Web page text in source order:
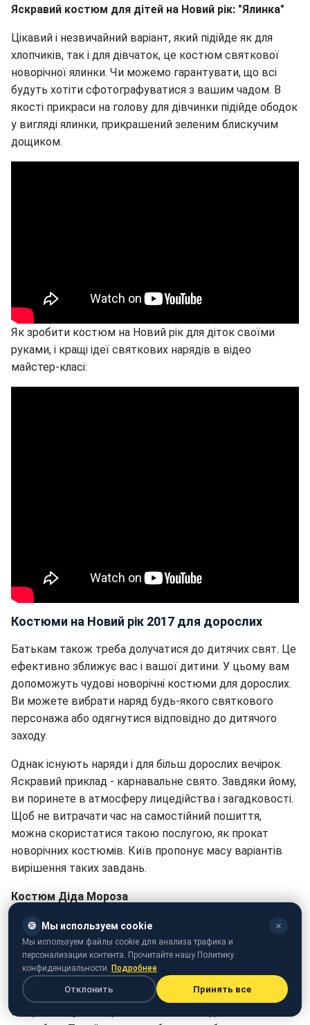
Яскравий костюм для дітей на Новий рік: "Ялинка"
Цікавий і незвичайний варіант, який підійде як для
хлопчиків, так і для дівчаток, це костюм святкової
новорічної ялинки. Чи можемо гарантувати, що всі
будуть хотіти сфотографуватися з вашим чадом. В
якості прикраси на голову для дівчинки підійде ободок
у вигляді ялинки, прикрашений зеленим блискучим
дощиком.
Як зробити костюм на Новий рік для діток своїми
руками, і кращі ідеї святкових нарядів в відео
майстер-класі:
Костюми на Новий рік 2017 для дорослих
Батькам також треба долучатися до дитячих свят. Це
ефективно зближує вас і вашої дитини. У цьому вам
допоможуть чудові новорічні костюми для дорослих.
Ви можете вибрати наряд будь-якого святкового
персонажа або одягнутися відповідно до дитячого
заходу.
Однак існують наряди і для більш дорослих вечірок.
Яскравий приклад - карнавальне свято. Завдяки йому,
ви поринете в атмосферу лицедійства і загадковості.
Щоб не витрачати час на самостійний пошиття,
можна скористатися такою послугою, як прокат
новорічних костюмів. Київ пропонує масу варіантів
вирішення таких завдань.
Костюм Діда Мороза
Один з найяскравіших і найпопулярніших персонажів
новорічних свят. Якщо заглибитися в стандарти, за
якими повинен створюватися такий костюм, то
можна виділити яскраві кольори і мудрі розпису на
взутті та одязі. Може зустрічатися як в синьому, так і
в червоному кольорі. Все залежить від ваших
🍪 Мы используем cookie ✕
Мы используем файлы cookie для анализа трафика и
персонализации контента. Прочитайте нашу Политику
конфиденциальности. Подробнее
Отклонить Принять все